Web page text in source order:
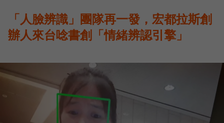
「人臉辨識」團隊再一發，宏都拉斯創
辦人來台唸書創「情緒辨認引擎」